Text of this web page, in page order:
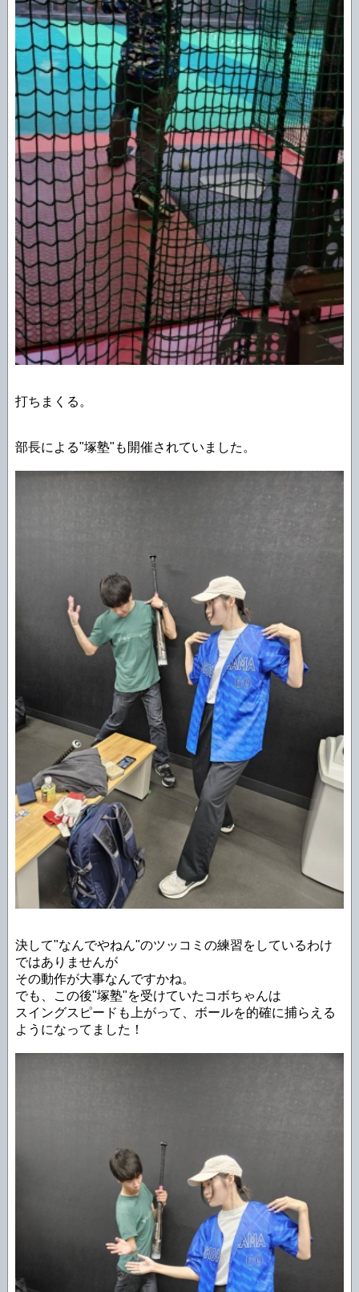
打ちまくる。
部長による"塚塾"も開催されていました。
決して"なんでやねん"のツッコミの練習をしているわけ
ではありませんが
その動作が大事なんですかね。
でも、この後"塚塾"を受けていたコボちゃんは
スイングスピードも上がって、ボールを的確に捕らえる
ようになってました！